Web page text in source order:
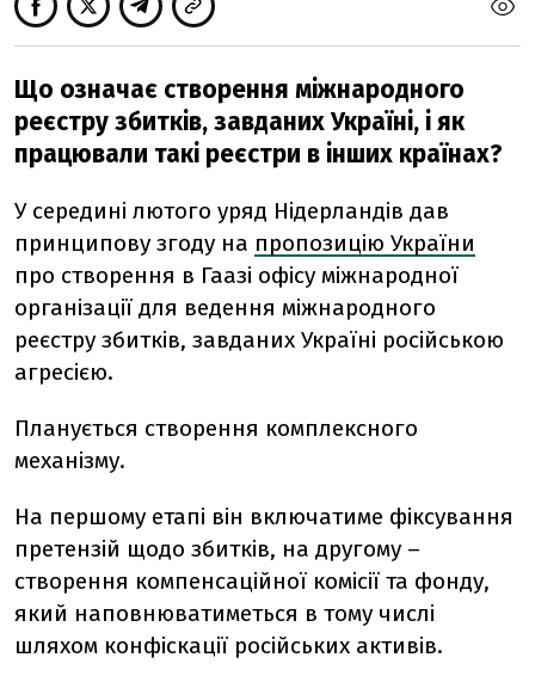
Що означає створення міжнародного
реєстру збитків, завданих Україні, і як
працювали такі реєстри в інших країнах?
У середині лютого уряд Нідерландів дав
принципову згоду на пропозицію України
про створення в Гаазі офісу міжнародної
організації для ведення міжнародного
реєстру збитків, завданих Україні російською
агресією.
Планується створення комплексного
механізму.
На першому етапі він включатиме фіксування
претензій щодо збитків, на другому –
створення компенсаційної комісії та фонду,
який наповнюватиметься в тому числі
шляхом конфіскації російських активів.